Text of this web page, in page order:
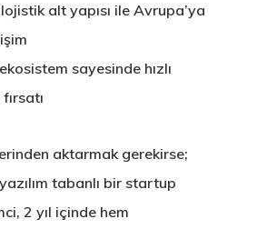
alt yapısı ile Avrupa’ya
sayesinde hızlı
aktarmak gerekirse;
tabanlı bir startup
2 yıl içinde hem
Finladiya
Vize Programı
GDPR
İletişim